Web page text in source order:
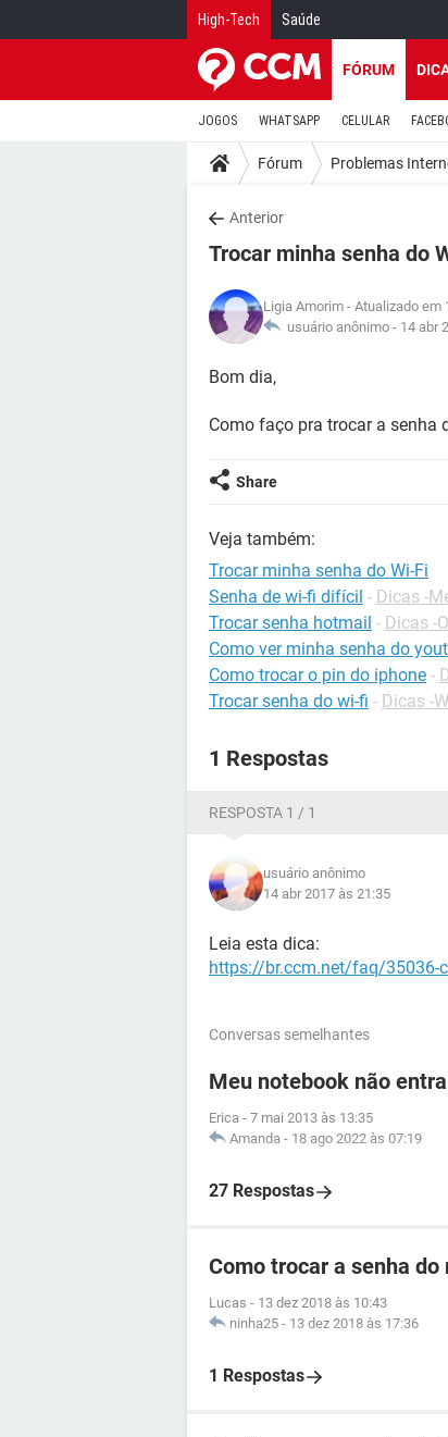
High-Tech Saúde
FÓRUM
JOGOS WHATSAPP CELULAR
Fórum Problemas
Anterior
Trocar minha senha do
Ligia Amorim - Atualizado em
usuário anônimo - 14 abr
Bom dia,
Como faço pra trocar a senha
Share
Veja também:
Trocar minha senha do Wi-Fi
Senha de wi-fi difícil - Dicas -
Trocar senha hotmail - Dicas -
Como ver minha senha do
Como trocar o pin do iphone -
Trocar senha do wi-fi - Dicas -
1 Respostas
RESPOSTA 1 / 1
usuário anônimo
14 abr 2017 às 21:35
Leia esta dica:
https://br.ccm.net/faq/35036-
Conversas semelhantes
Meu notebook não
Erica - 7 mai 2013 às 13:35
Amanda - 18 ago 2022 às 07:19
27 Respostas
Como trocar a senha
Lucas - 13 dez 2018 às 10:43
ninha25 - 13 dez 2018 às 17:36
1 Respostas